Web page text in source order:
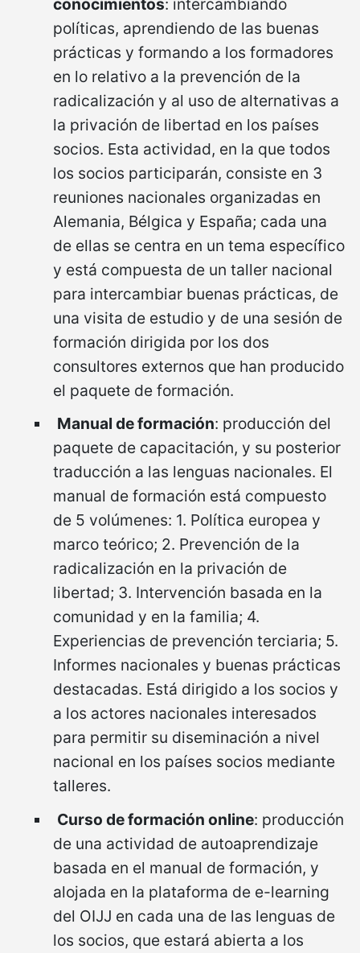
conocimientos: intercambiando
políticas, aprendiendo de las buenas
prácticas y formando a los formadores
en lo relativo a la prevención de la
radicalización y al uso de alternativas a
la privación de libertad en los países
socios. Esta actividad, en la que todos
los socios participarán, consiste en 3
reuniones nacionales organizadas en
Alemania, Bélgica y España; cada una
de ellas se centra en un tema específico
y está compuesta de un taller nacional
para intercambiar buenas prácticas, de
una visita de estudio y de una sesión de
formación dirigida por los dos
consultores externos que han producido
el paquete de formación.
Manual de formación: producción del
paquete de capacitación, y su posterior
traducción a las lenguas nacionales. El
manual de formación está compuesto
de 5 volúmenes: 1. Política europea y
marco teórico; 2. Prevención de la
radicalización en la privación de
libertad; 3. Intervención basada en la
comunidad y en la familia; 4.
Experiencias de prevención terciaria; 5.
Informes nacionales y buenas prácticas
destacadas. Está dirigido a los socios y
a los actores nacionales interesados
para permitir su diseminación a nivel
nacional en los países socios mediante
talleres.
Curso de formación online: producción
de una actividad de autoaprendizaje
basada en el manual de formación, y
alojada en la plataforma de e-learning
del OIJJ en cada una de las lenguas de
los socios, que estará abierta a los